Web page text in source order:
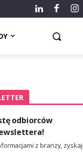
odbiorców
z branży, zyskaj